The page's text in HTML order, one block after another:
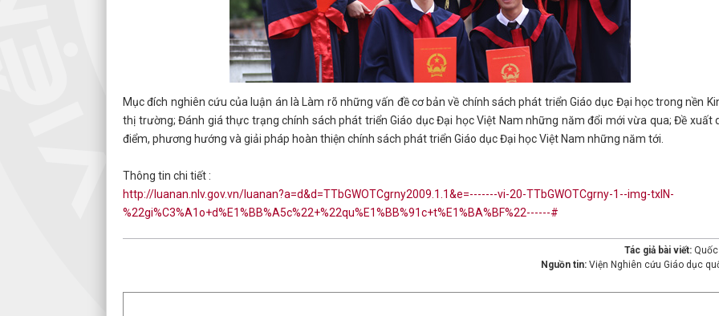
Mục đích nghiên cứu của luận án là Làm rõ những vấn đề cơ bản về chính sách phát triển Giáo dục Đại học trong nền
thị trường; Đánh giá thực trạng chính sách phát triển Giáo dục Đại học Việt Nam những năm đổi mới vừa qua; Đề xuất
điểm, phương hướng và giải pháp hoàn thiện chính sách phát triển Giáo dục Đại học Việt Nam những năm tới.
Thông tin chi tiết :
http://luanan.nlv.gov.vn/luanan?a=d&d=TTbGWOTCgrny2009.1.1&e=-------vi-20-TTbGWOTCgrny-1--img-txIN-
%22gi%C3%A1o+d%E1%BB%A5c%22+%22qu%E1%BB%91c+t%E1%BA%BF%22------#
Tác giả bài viết:
Nguồn tin: Viện Nghiên cứu Giáo dục